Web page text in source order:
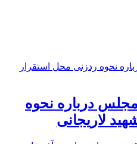
مجلس درباره نحوه
لاریجانی